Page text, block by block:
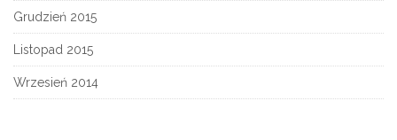
Grudzień 2015
Listopad 2015
Wrzesień 2014